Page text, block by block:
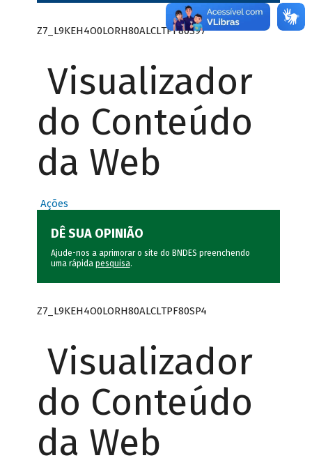
Z7_L9KEH4O0LORH80ALCLTPF80S97
Visualizador
do Conteúdo
da Web
Ações
DÊ SUA OPINIÃO
Ajude-nos a aprimorar o site do BNDES preenchendo
uma rápida pesquisa.
Z7_L9KEH4O0LORH80ALCLTPF80SP4
Visualizador
do Conteúdo
da Web